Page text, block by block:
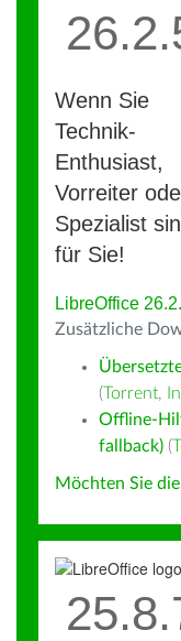
Wenn Sie
Technik-
Enthusiast,
Vorreiter
Spezialist
für Sie!
LibreOffice
Zusätzliche
(Torrent,
Offline-
fallback) (
Möchten Sie